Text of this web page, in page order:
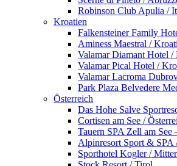
Robinson Club Apulia /
Kroatien
Falkensteiner Family
Aminess Maestral /
Valamar Diamant Hotel /
Valamar Pical Hotel /
Valamar Lacroma
Park Plaza Belvedere
Österreich
Das Hohe Salve
Cortisen am See /
Tauern SPA Zell am See
Alpinresort Sport & SPA
Sporthotel Kogler /